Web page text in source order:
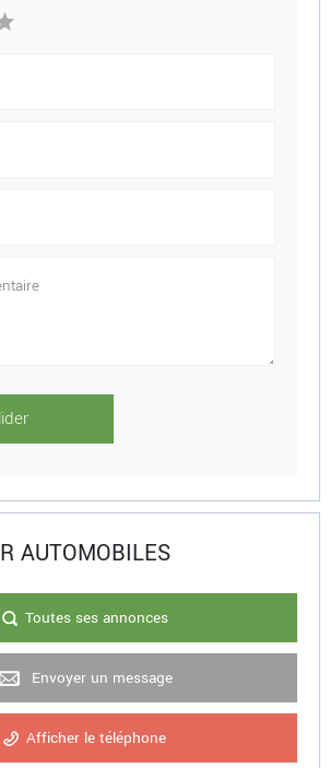
R AUTOMOBILES
Toutes ses annonces
Envoyer un message
Afficher le téléphone